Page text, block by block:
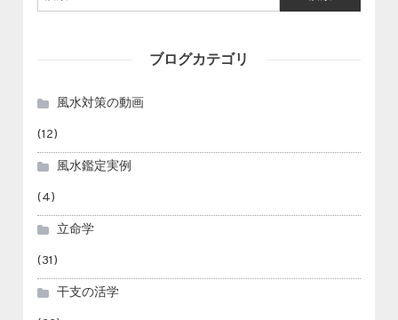
ブログカテゴリ
風水対策の動画
(12)
風水鑑定実例
(4)
立命学
(31)
干支の活学